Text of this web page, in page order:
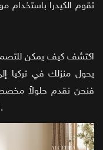
تقوم الكيدرا
اكتشف كيف يمكن
يحول منزلك في تركيا
فنحن نقدم حلولاً
الرائدة في مجال التصميم الداخلي في تركيا.